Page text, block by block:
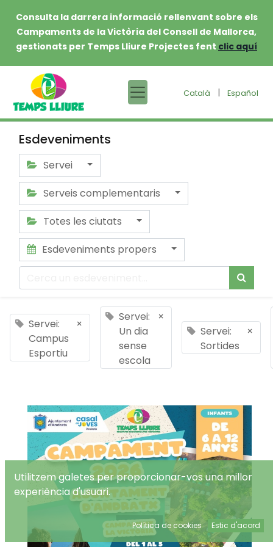
Consulta la darrera informació rellenvant sobre els
Campaments de la Victòria del Consell de Mallorca,
gestionats per Temps Lliure Projectes fent clic aquí
Català | Español
Esdeveniments
Servei
Serveis complementaris
Totes les ciutats
Esdeveniments propers
Servei:
Campus
Esportiu
×
Servei:
Un dia
sense
escola
×
Servei:
Sortides
×
Utilitzem galetes per proporcionar-vos una millor
experiència d'usuari.
Política de cookies Estic d'acord